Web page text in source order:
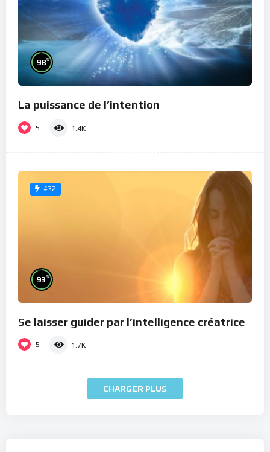
98%
La puissance de l’intention
5 1.4K
#32
93%
Se laisser guider par l’intelligence créatrice
5 1.7K
CHARGER PLUS